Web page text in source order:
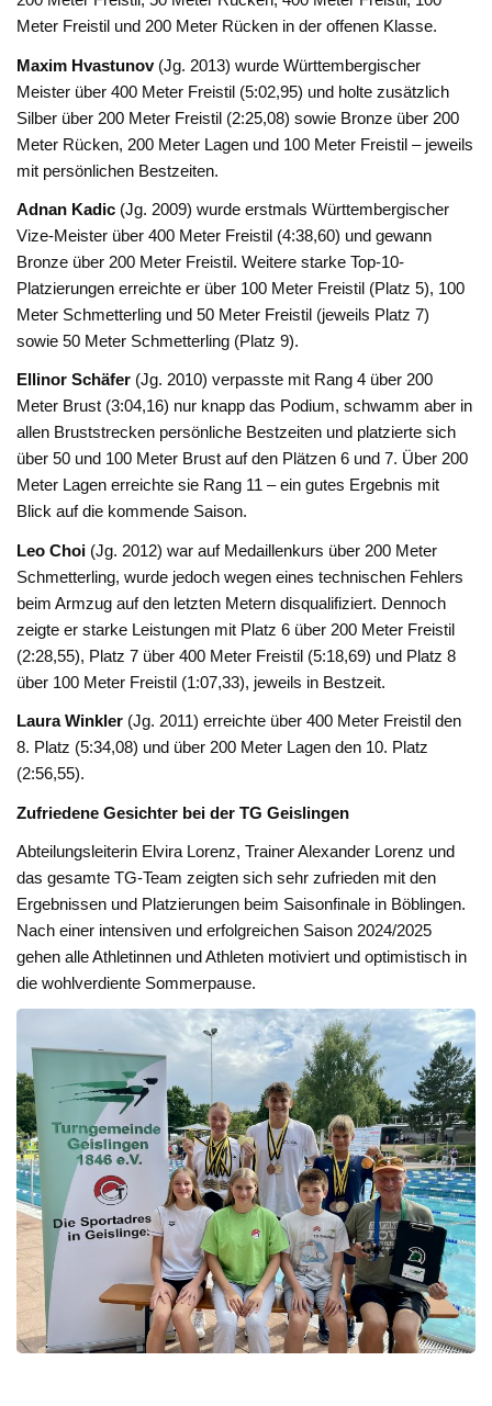
Meter Freistil und 200 Meter Rücken in der offenen Klasse.
Maxim Hvastunov(Jg. 2013) wurde Württembergischer
Meister über 400 Meter Freistil (5:02,95) und holte zusätzlich
Silber über 200 Meter Freistil (2:25,08) sowie Bronze über 200
Meter Rücken, 200 Meter Lagen und 100 Meter Freistil – jeweils
mit persönlichen Bestzeiten.
Adnan Kadic (Jg. 2009) wurde erstmals Württembergischer
Vize-Meister über 400 Meter Freistil (4:38,60) und gewann
Bronze über 200 Meter Freistil. Weitere starke Top-10-
Platzierungen erreichte er über 100 Meter Freistil (Platz 5), 100
Meter Schmetterling und 50 Meter Freistil (jeweils Platz 7)
sowie 50 Meter Schmetterling (Platz 9).
Ellinor Schäfer (Jg. 2010) verpasste mit Rang 4 über 200
Meter Brust (3:04,16) nur knapp das Podium, schwamm aber in
allen Bruststrecken persönliche Bestzeiten und platzierte sich
über 50 und 100 Meter Brust auf den Plätzen 6 und 7. Über 200
Meter Lagen erreichte sie Rang 11 – ein gutes Ergebnis mit
Blick auf die kommende Saison.
Leo Choi (Jg. 2012) war auf Medaillenkurs über 200 Meter
Schmetterling, wurde jedoch wegen eines technischen Fehlers
beim Armzug auf den letzten Metern disqualifiziert. Dennoch
zeigte er starke Leistungen mit Platz 6 über 200 Meter Freistil
(2:28,55), Platz 7 über 400 Meter Freistil (5:18,69) und Platz 8
über 100 Meter Freistil (1:07,33), jeweils in Bestzeit.
Laura Winkler (Jg. 2011) erreichte über 400 Meter Freistil den
8. Platz (5:34,08) und über 200 Meter Lagen den 10. Platz
(2:56,55).
Zufriedene Gesichter bei der TG Geislingen
Abteilungsleiterin Elvira Lorenz, Trainer Alexander Lorenz und
das gesamte TG-Team zeigten sich sehr zufrieden mit den
Ergebnissen und Platzierungen beim Saisonfinale in Böblingen.
Nach einer intensiven und erfolgreichen Saison 2024/2025
gehen alle Athletinnen und Athleten motiviert und optimistisch in
die wohlverdiente Sommerpause.